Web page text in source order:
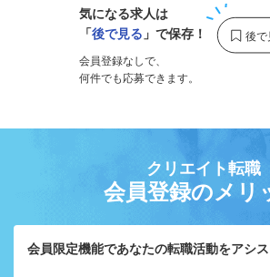
気になる求人は
「後で見る 」で保存！
会員登録なしで、
何件でも応募できます。
クリエイト転職
会員登録のメリ
会員限定機能であなたの転職活動をアシス